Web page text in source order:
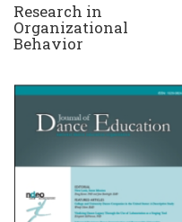
Research in
Organizational
Behavior